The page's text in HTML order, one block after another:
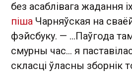
без асаблівага жадання
піша Чарняўская на
фэйсбуку. — ...Паўгода
смурны час... я
скласці ўласны зборнік